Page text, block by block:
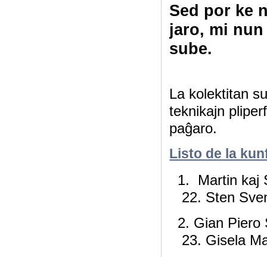
Sed por ke
jaro, mi
sube.
La kolektitan
teknikajn
paĝaro.
Listo de la
1.
22. Sten
2.
23. Gisela